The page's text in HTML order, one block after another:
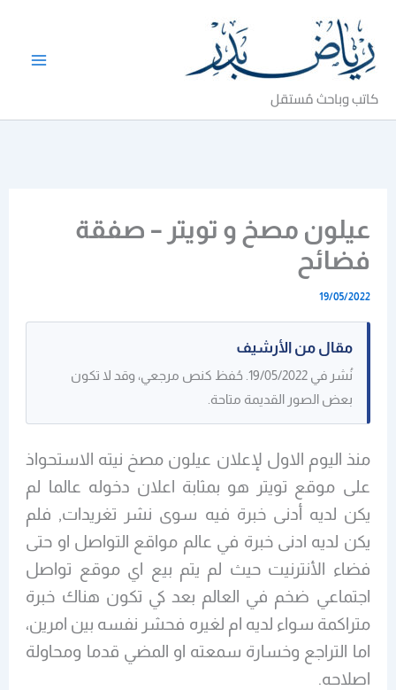
المحتوى
كاتب وباحث مُستقل
عيلون مصخ و تويتر – صفقة
فضائح
19/05/2022
مقال من الأرشيف
نُشر في 19/05/2022. حُفظ كنص مرجعي، وقد لا تكون
بعض الصور القديمة متاحة.
منذ اليوم الاول لإعلان عيلون مصخ نيته الاستحواذ
على موقع تويتر هو بمثابة اعلان دخوله عالما لم
يكن لديه أدنى خبرة فيه سوى نشر تغريدات, فلم
يكن لديه ادنى خبرة في عالم مواقع التواصل او حتى
فضاء الأنترنيت حيث لم يتم بيع اي موقع تواصل
اجتماعي ضخم في العالم بعد كي تكون هناك خبرة
متراكمة سواء لديه ام لغيره فحشر نفسه بين امرين،
اما التراجع وخسارة سمعته او المضي قدما ومحاولة
اصلاحه.